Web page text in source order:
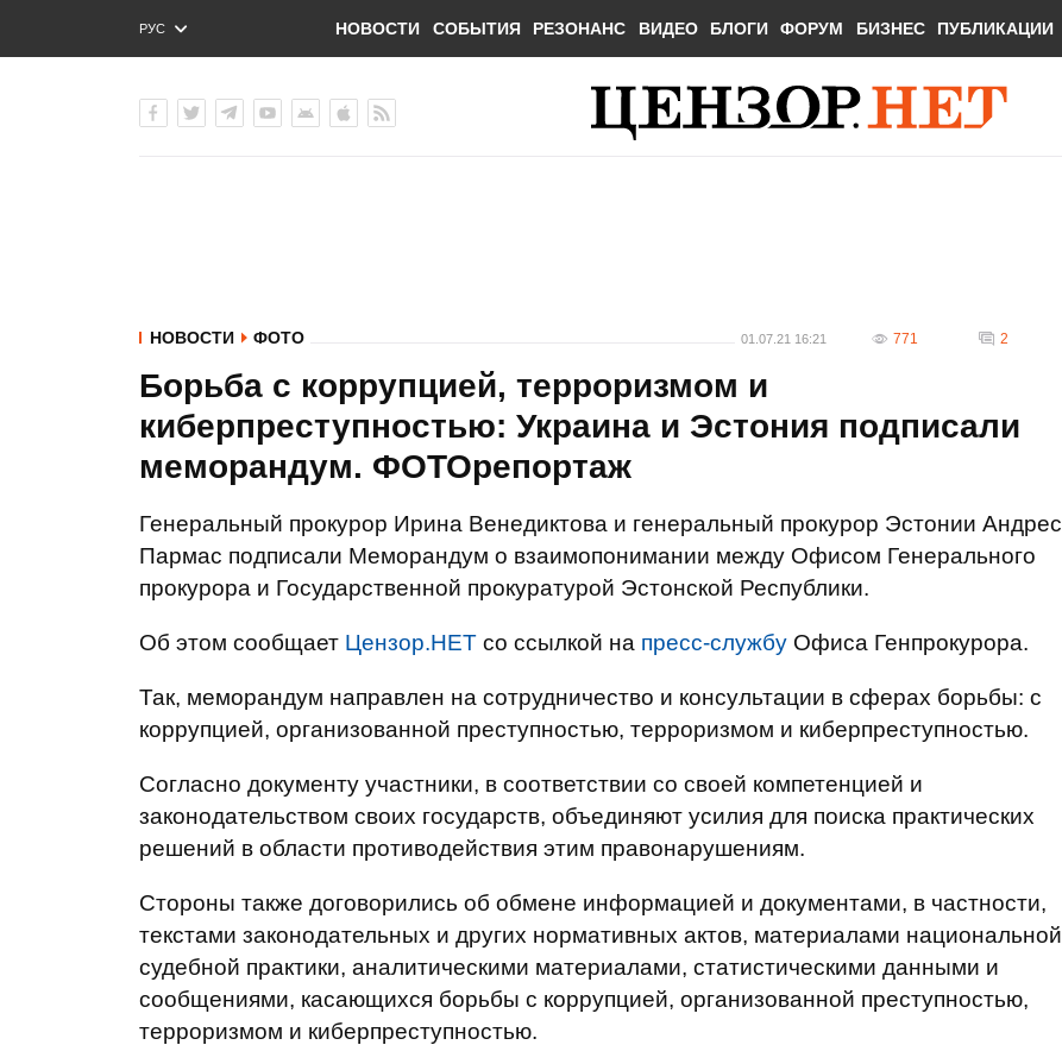
РУС
ENG
НОВОСТИ СОБЫТИЯ РЕЗОНАНС ВИДЕО БЛОГИ ФОРУМ БИЗНЕС ПУБЛИКАЦИИ
НОВОСТИ ФОТО 01.07.21 16:21 771 2
Борьба с коррупцией, терроризмом и
киберпреступностью: Украина и Эстония подписали
меморандум. ФОТОрепортаж
Генеральный прокурор Ирина Венедиктова и генеральный прокурор Эстонии Андрес
Пармас подписали Меморандум о взаимопонимании между Офисом Генерального
прокурора и Государственной прокуратурой Эстонской Республики.
Об этом сообщает Цензор.НЕТ со ссылкой на пресс-службу Офиса Генпрокурора.
Так, меморандум направлен на сотрудничество и консультации в сферах борьбы: с
коррупцией, организованной преступностью, терроризмом и киберпреступностью.
Согласно документу участники, в соответствии со своей компетенцией и
законодательством своих государств, объединяют усилия для поиска практических
решений в области противодействия этим правонарушениям.
Стороны также договорились об обмене информацией и документами, в частности,
текстами законодательных и других нормативных актов, материалами национальной
судебной практики, аналитическими материалами, статистическими данными и
сообщениями, касающихся борьбы с коррупцией, организованной преступностью,
терроризмом и киберпреступностью.